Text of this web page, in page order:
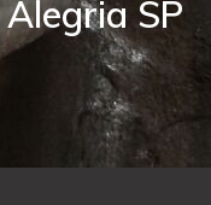
SP